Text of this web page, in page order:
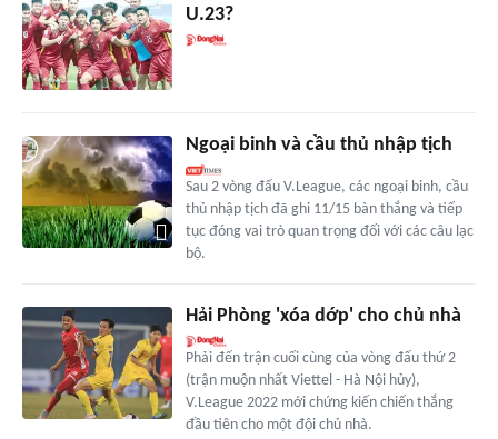
U.23?
Ngoại binh và cầu thủ nhập tịch
Sau 2 vòng đấu V.League, các ngoại binh, cầu
thủ nhập tịch đã ghi 11/15 bàn thắng và tiếp
tục đóng vai trò quan trọng đối với các câu lạc
bộ.
Hải Phòng 'xóa dớp' cho chủ nhà
Phải đến trận cuối cùng của vòng đấu thứ 2
(trận muộn nhất Viettel - Hà Nội hủy),
V.League 2022 mới chứng kiến chiến thắng
đầu tiên cho một đội chủ nhà.